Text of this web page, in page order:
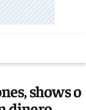
shows o